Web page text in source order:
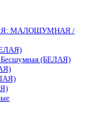
МАЛОШУМНАЯ /
(БЕЛАЯ)